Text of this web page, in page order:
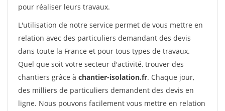
pour réaliser leurs travaux.
L'utilisation de notre service permet de vous mettre en
relation avec des particuliers demandant des devis
dans toute la France et pour tous types de travaux.
Quel que soit votre secteur d'activité, trouver des
chantiers grâce à chantier-isolation.fr. Chaque jour,
des milliers de particuliers demandent des devis en
ligne. Nous pouvons facilement vous mettre en relation